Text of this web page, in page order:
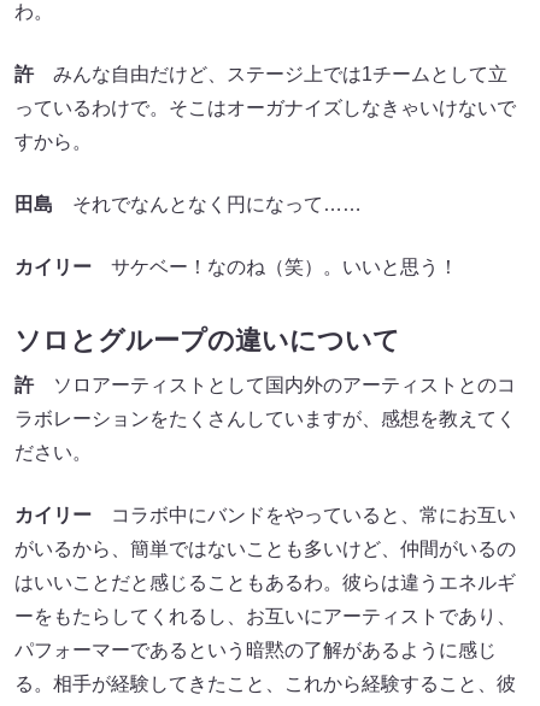
わ。
許みんな自由だけど、ステージ上では1チームとして立
っているわけで。そこはオーガナイズしなきゃいけないで
すから。
田島 それでなんとなく円になって……
カイリー サケベー！なのね（笑）。いいと思う！
ソロとグループの違いについて
許ソロアーティストとして国内外のアーティストとのコ
ラボレーションをたくさんしていますが、感想を教えてく
ださい。
カイリー コラボ中にバンドをやっていると、常にお互い
がいるから、簡単ではないことも多いけど、仲間がいるの
はいいことだと感じることもあるわ。彼らは違うエネルギ
ーをもたらしてくれるし、お互いにアーティストであり、
パフォーマーであるという暗黙の了解があるように感じ
る。相手が経験してきたこと、これから経験すること、彼